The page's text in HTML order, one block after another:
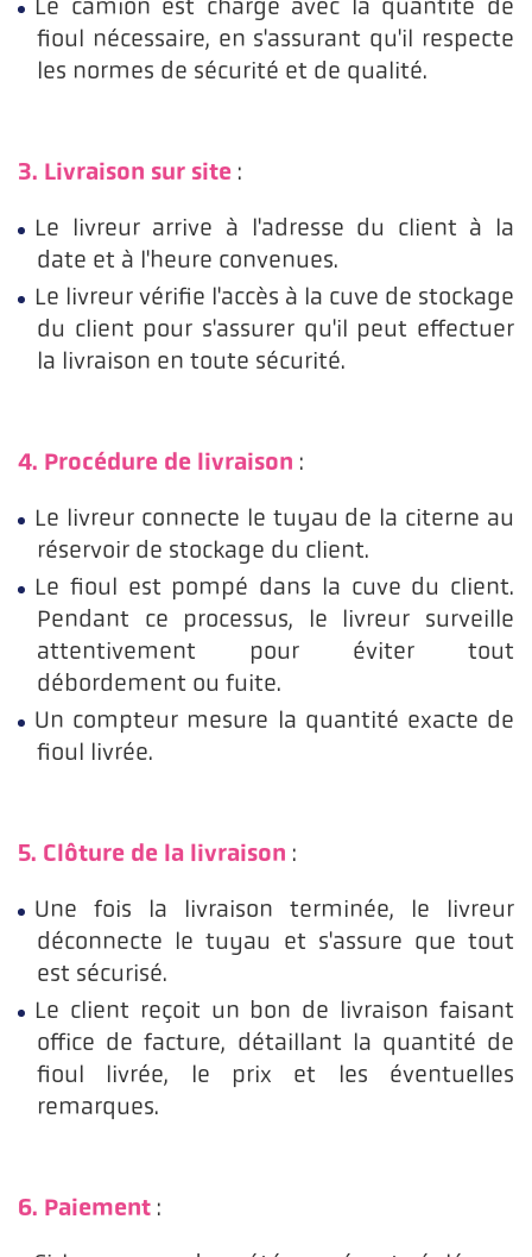
Le camion est chargé avec la quantité de
fioul nécessaire, en s'assurant qu'il respecte
les normes de sécurité et de qualité.
3. Livraison sur site :
Le livreur arrive à l'adresse du client à la
date et à l'heure convenues.
Le livreur vérifie l'accès à la cuve de stockage
du client pour s'assurer qu'il peut effectuer
la livraison en toute sécurité.
4. Procédure de livraison :
Le livreur connecte le tuyau de la citerne au
réservoir de stockage du client.
Le fioul est pompé dans la cuve du client.
Pendant ce processus, le livreur surveille
attentivement pour éviter tout
débordement ou fuite.
Un compteur mesure la quantité exacte de
fioul livrée.
5. Clôture de la livraison :
Une fois la livraison terminée, le livreur
déconnecte le tuyau et s'assure que tout
est sécurisé.
Le client reçoit un bon de livraison faisant
office de facture, détaillant la quantité de
fioul livrée, le prix et les éventuelles
remarques.
6. Paiement :